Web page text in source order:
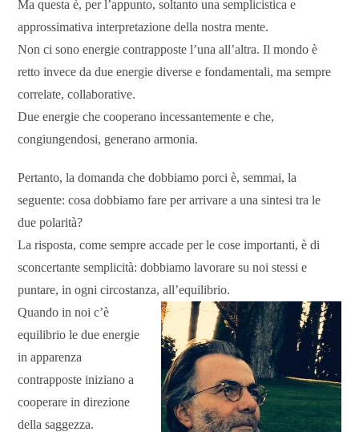
Ma questa è, per l’appunto, soltanto una semplicistica e
approssimativa interpretazione della nostra mente.
Non ci sono energie contrapposte l’una all’altra. Il mondo è
retto invece da due energie diverse e fondamentali, ma sempre
correlate, collaborative.
Due energie che cooperano incessantemente e che,
congiungendosi, generano armonia.
Pertanto, la domanda che dobbiamo porci è, semmai, la
seguente: cosa dobbiamo fare per arrivare a una sintesi tra le
due polarità?
La risposta, come sempre accade per le cose importanti, è di
sconcertante semplicità: dobbiamo lavorare su noi stessi e
puntare, in ogni circostanza, all’equilibrio.
Quando in noi c’è
equilibrio le due energie
in apparenza
contrapposte iniziano a
cooperare in direzione
della saggezza.